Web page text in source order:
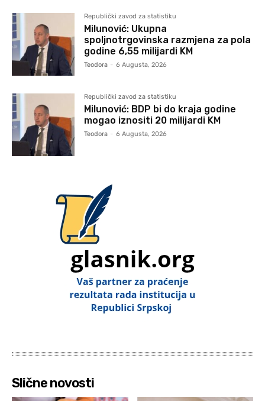
Republički zavod za statistiku
Milunović: Ukupna
spoljnotrgovinska razmjena za pola
godine 6,55 milijardi KM
Teodora - 6 Augusta, 2026
Republički zavod za statistiku
Milunović: BDP bi do kraja godine
mogao iznositi 20 milijardi KM
Teodora - 6 Augusta, 2026
Slične novosti